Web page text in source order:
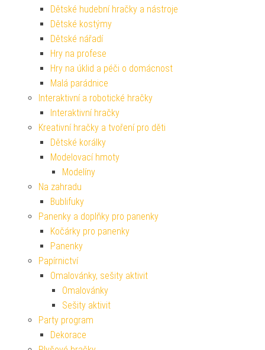
Dětské hudební hračky a nástroje
Dětské kostýmy
Dětské nářadí
Hry na profese
Hry na úklid a péči o domácnost
Malá parádnice
Interaktivní a robotické hračky
Interaktivní hračky
Kreativní hračky a tvoření pro děti
Dětské korálky
Modelovací hmoty
Modelíny
Na zahradu
Bublifuky
Panenky a doplňky pro panenky
Kočárky pro panenky
Panenky
Papírnictví
Omalovánky, sešity aktivit
Omalovánky
Sešity aktivit
Party program
Dekorace